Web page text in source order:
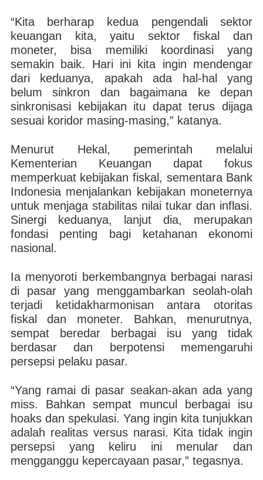
“Kita berharap kedua pengendali sektor
keuangan kita, yaitu sektor fiskal dan
moneter, bisa memiliki koordinasi yang
semakin baik. Hari ini kita ingin mendengar
dari keduanya, apakah ada hal-hal yang
belum sinkron dan bagaimana ke depan
sinkronisasi kebijakan itu dapat terus dijaga
sesuai koridor masing-masing,” katanya.
Menurut Hekal, pemerintah melalui
Kementerian Keuangan dapat fokus
memperkuat kebijakan fiskal, sementara Bank
Indonesia menjalankan kebijakan moneternya
untuk menjaga stabilitas nilai tukar dan inflasi.
Sinergi keduanya, lanjut dia, merupakan
fondasi penting bagi ketahanan ekonomi
nasional.
Ia menyoroti berkembangnya berbagai narasi
di pasar yang menggambarkan seolah-olah
terjadi ketidakharmonisan antara otoritas
fiskal dan moneter. Bahkan, menurutnya,
sempat beredar berbagai isu yang tidak
berdasar dan berpotensi memengaruhi
persepsi pelaku pasar.
“Yang ramai di pasar seakan-akan ada yang
miss. Bahkan sempat muncul berbagai isu
hoaks dan spekulasi. Yang ingin kita tunjukkan
adalah realitas versus narasi. Kita tidak ingin
persepsi yang keliru ini menular dan
mengganggu kepercayaan pasar,” tegasnya.